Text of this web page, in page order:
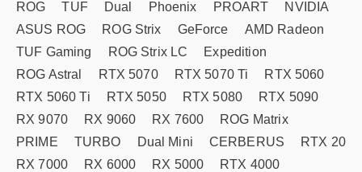
ROG
TUF Dual Phoenix PROART
NVIDIA
ASUS ROG
ROG Strix GeForce
AMD Radeon
TUF Gaming
ROG Strix LC
Expedition
ROG Astral
RTX 5070 RTX 5070 Ti
RTX 5060
RTX 5060 Ti
RTX 5050 RTX 5080
RTX 5090
RX 9070
RX 9060 RX 7600
ROG Matrix
PRIME
TURBO Dual Mini CERBERUS
RTX 20
RX 7000
RX 6000 RX 5000 RTX 4000